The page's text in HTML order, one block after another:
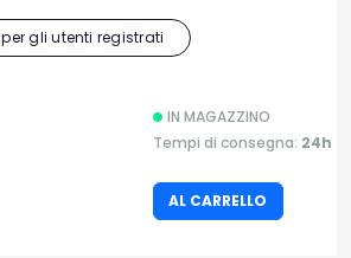
per gli utenti registrati
IN MAGAZZINO
Tempi di consegna: 24h
AL CARRELLO